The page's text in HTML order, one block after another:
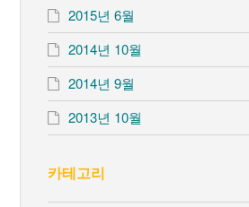
2015년 6월
2014년 10월
2014년 9월
2013년 10월
카테고리